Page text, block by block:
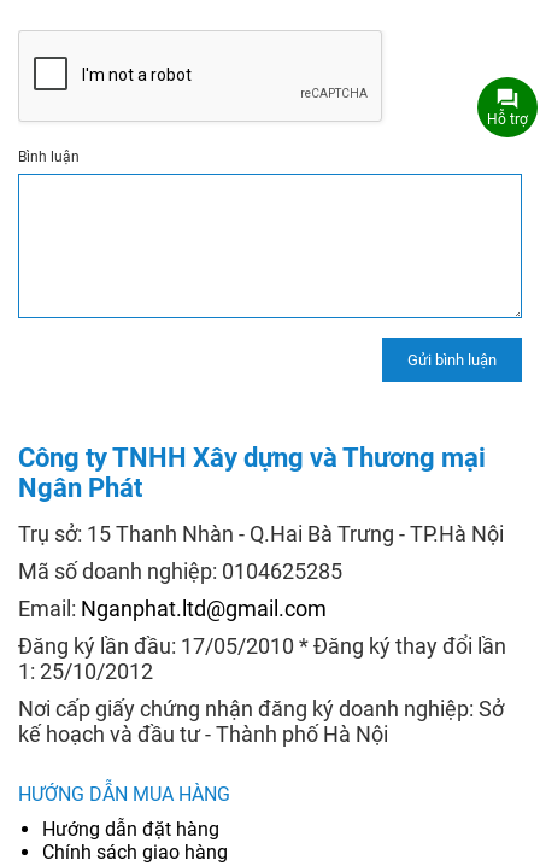
Bình luận
Công ty TNHH Xây dựng và Thương mại
Ngân Phát
Trụ sở: 15 Thanh Nhàn - Q.Hai Bà Trưng - TP.Hà Nội
Mã số doanh nghiệp: 0104625285
Email: Nganphat.ltd@gmail.com
Đăng ký lần đầu: 17/05/2010 * Đăng ký thay đổi lần
1: 25/10/2012
Nơi cấp giấy chứng nhận đăng ký doanh nghiệp: Sở
kế hoạch và đầu tư - Thành phố Hà Nội
HƯỚNG DẪN MUA HÀNG
Hướng dẫn đặt hàng
Chính sách giao hàng
Hỗ trợ